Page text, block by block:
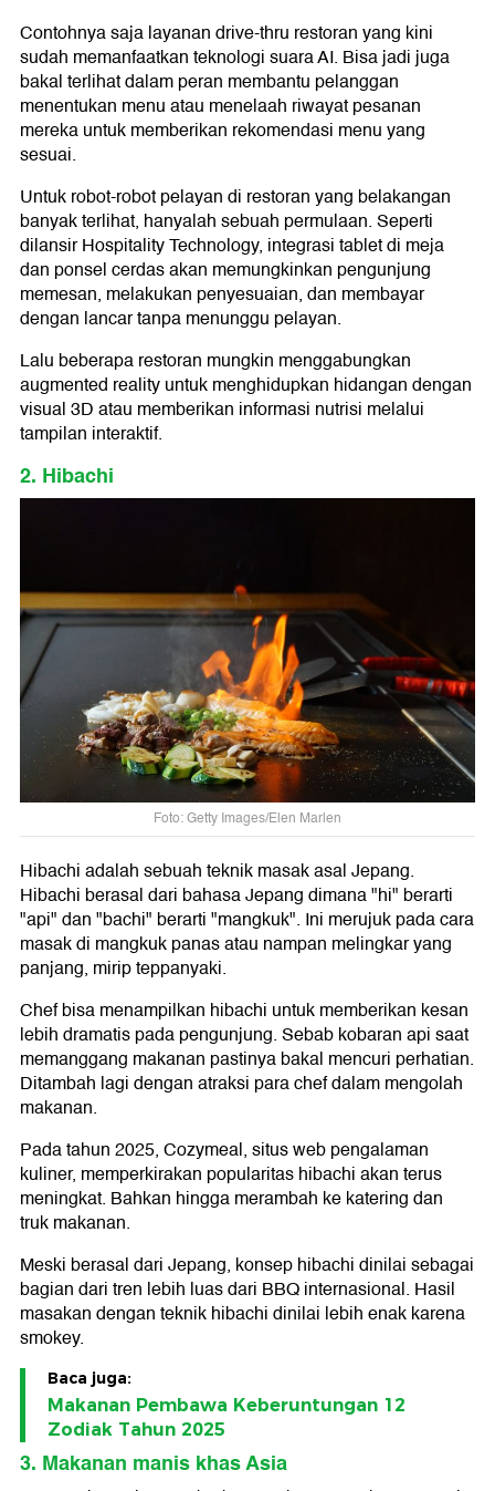
Contohnya saja layanan drive-thru restoran yang kini
sudah memanfaatkan teknologi suara AI. Bisa jadi juga
bakal terlihat dalam peran membantu pelanggan
menentukan menu atau menelaah riwayat pesanan
mereka untuk memberikan rekomendasi menu yang
sesuai.
Untuk robot-robot pelayan di restoran yang belakangan
banyak terlihat, hanyalah sebuah permulaan. Seperti
dilansir Hospitality Technology, integrasi tablet di meja
dan ponsel cerdas akan memungkinkan pengunjung
memesan, melakukan penyesuaian, dan membayar
dengan lancar tanpa menunggu pelayan.
Lalu beberapa restoran mungkin menggabungkan
augmented reality untuk menghidupkan hidangan dengan
visual 3D atau memberikan informasi nutrisi melalui
tampilan interaktif.
2. Hibachi
Foto: Getty Images/Elen Marlen
Hibachi adalah sebuah teknik masak asal Jepang.
Hibachi berasal dari bahasa Jepang dimana "hi" berarti
"api" dan "bachi" berarti "mangkuk". Ini merujuk pada cara
masak di mangkuk panas atau nampan melingkar yang
panjang, mirip teppanyaki.
Chef bisa menampilkan hibachi untuk memberikan kesan
lebih dramatis pada pengunjung. Sebab kobaran api saat
memanggang makanan pastinya bakal mencuri perhatian.
Ditambah lagi dengan atraksi para chef dalam mengolah
makanan.
Pada tahun 2025, Cozymeal, situs web pengalaman
kuliner, memperkirakan popularitas hibachi akan terus
meningkat. Bahkan hingga merambah ke katering dan
truk makanan.
Meski berasal dari Jepang, konsep hibachi dinilai sebagai
bagian dari tren lebih luas dari BBQ internasional. Hasil
masakan dengan teknik hibachi dinilai lebih enak karena
smokey.
Baca juga:
Makanan Pembawa Keberuntungan 12
Zodiak Tahun 2025
3. Makanan manis khas Asia